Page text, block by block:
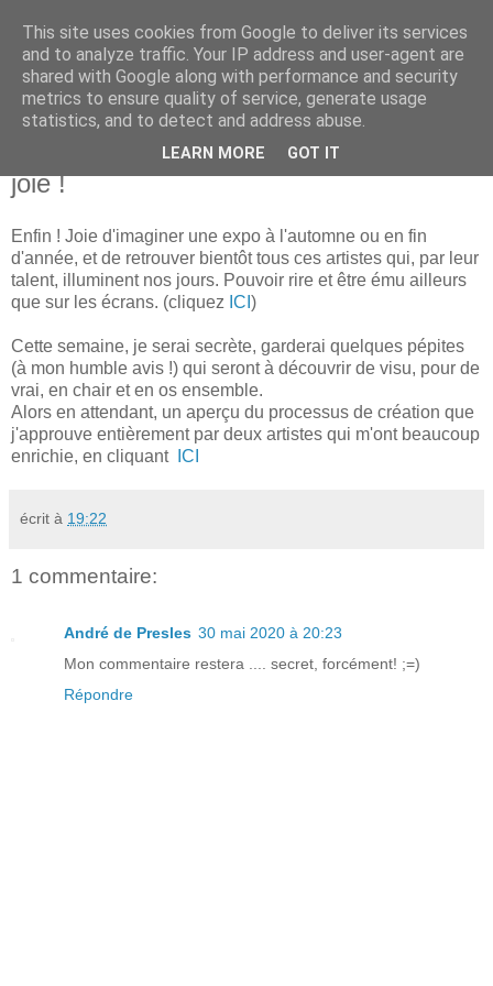
Isabelle L. Simon
artiste peintre
vendredi 29 mai 2020
joie !
Enfin ! Joie d'imaginer une expo à l'automne ou en fin
d'année, et de retrouver bientôt tous ces artistes qui, par leur
talent, illuminent nos jours. Pouvoir rire et être ému ailleurs
que sur les écrans. (cliquez ICI )
Cette semaine, je serai secrète, garderai quelques pépites
(à mon humble avis !) qui seront à découvrir de visu, pour de
vrai, en chair et en os ensemble.
Alors en attendant, un aperçu du processus de création que
j'approuve entièrement par deux artistes qui m'ont beaucoup
enrichie, en cliquant
ICI
écrit à 19:22
1 commentaire:
André de Presles 30 mai 2020 à 20:23
Mon commentaire restera .... secret, forcément! ;=)
Répondre
This site uses cookies from Google to deliver its services
and to analyze traffic. Your IP address and user-agent are
shared with Google along with performance and security
metrics to ensure quality of service, generate usage
statistics, and to detect and address abuse.
LEARN MORE GOT IT